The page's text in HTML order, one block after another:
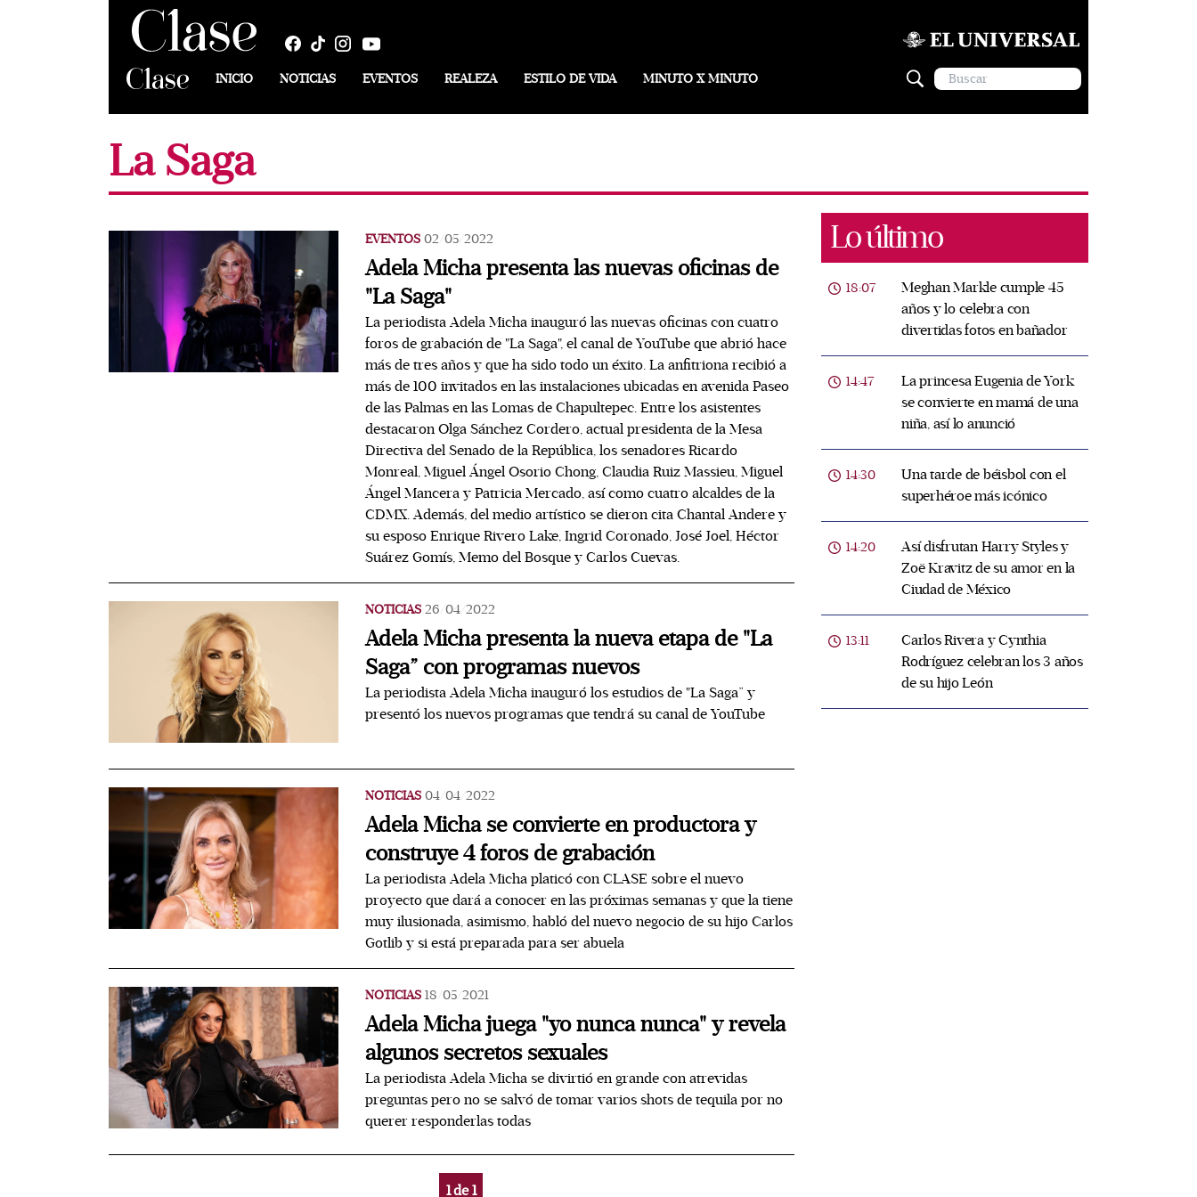
INICIO NOTICIAS EVENTOS REALEZA ESTILO DE VIDA MINUTO X MINUTO
La Saga
EVENTOS 02/05/2022
Adela Micha presenta las nuevas oficinas de
"La Saga"
La periodista Adela Micha inauguró las nuevas oficinas con cuatro
foros de grabación de "La Saga", el canal de YouTube que abrió hace
más de tres años y que ha sido todo un éxito. La anfitriona recibió a
más de 100 invitados en las instalaciones ubicadas en avenida Paseo
de las Palmas en las Lomas de Chapultepec. Entre los asistentes
destacaron Olga Sánchez Cordero, actual presidenta de la Mesa
Directiva del Senado de la República, los senadores Ricardo
Monreal, Miguel Ángel Osorio Chong, Claudia Ruiz Massieu, Miguel
Ángel Mancera y Patricia Mercado, así como cuatro alcaldes de la
CDMX. Además, del medio artístico se dieron cita Chantal Andere y
su esposo Enrique Rivero Lake, Ingrid Coronado, José Joel, Héctor
Suárez Gomís, Memo del Bosque y Carlos Cuevas.
NOTICIAS 26/04/2022
Adela Micha presenta la nueva etapa de "La
Saga” con programas nuevos
La periodista Adela Micha inauguró los estudios de "La Saga” y
presentó los nuevos programas que tendrá su canal de YouTube
NOTICIAS 04/04/2022
Adela Micha se convierte en productora y
construye 4 foros de grabación
La periodista Adela Micha platicó con CLASE sobre el nuevo
proyecto que dará a conocer en las próximas semanas y que la tiene
muy ilusionada, asimismo, habló del nuevo negocio de su hijo Carlos
Gotlib y si está preparada para ser abuela
NOTICIAS 18/05/2021
Adela Micha juega "yo nunca nunca" y revela
algunos secretos sexuales
La periodista Adela Micha se divirtió en grande con atrevidas
preguntas pero no se salvó de tomar varios shots de tequila por no
querer responderlas todas
1de1
Lo último
18:07
Meghan Markle cumple 45
años y lo celebra con
divertidas fotos en bañador
14:47
La princesa Eugenia de York
se convierte en mamá de una
niña, así lo anunció
14:30
Una tarde de béisbol con el
superhéroe más icónico
14:20
Así disfrutan Harry Styles y
Zoë Kravitz de su amor en la
Ciudad de México
13:11
Carlos Rivera y Cynthia
Rodríguez celebran los 3 años
de su hijo León